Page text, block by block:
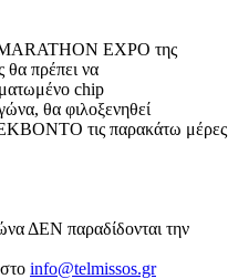
EXPO της
θα πρέπει να
chip
θα φιλοξενηθεί
τις παρακάτω μέρες
ΔΕΝ παραδίδονται την
info@telmissos.gr